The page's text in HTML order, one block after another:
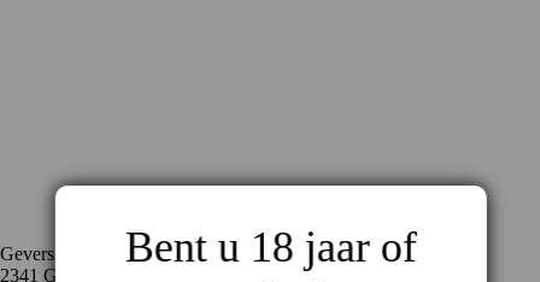
Geversstraat 35
2341 GA Oegstgeest
Bent u 18 jaar of